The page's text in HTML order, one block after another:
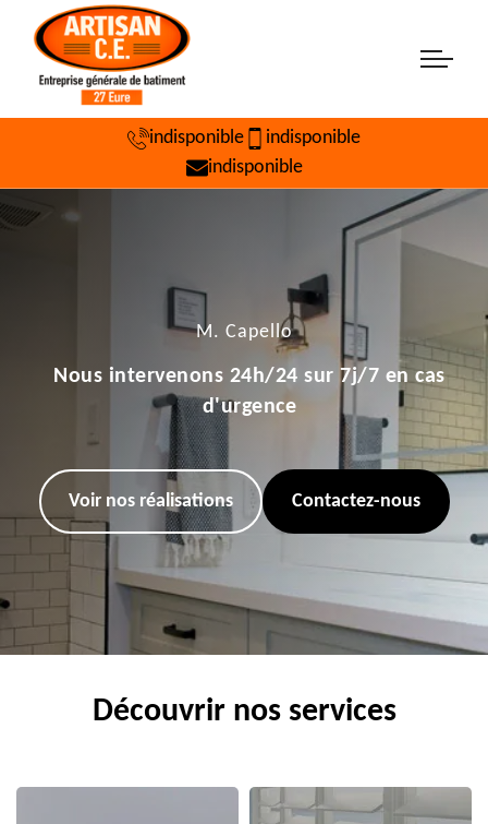
indisponible
indisponible
indisponible
M. Capello
Nous intervenons 24h/24 sur 7j/7 en cas
d'urgence
Voir nos réalisations Contactez-nous
Découvrir nos services